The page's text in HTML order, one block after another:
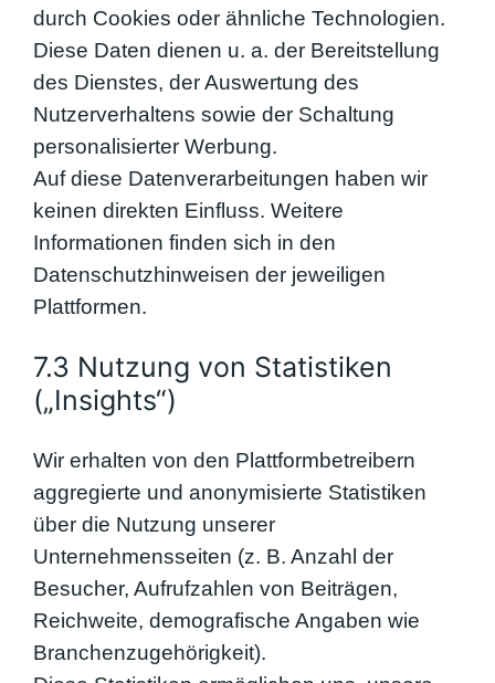
durch Cookies oder ähnliche Technologien.
Diese Daten dienen u. a. der Bereitstellung
des Dienstes, der Auswertung des
Nutzerverhaltens sowie der Schaltung
personalisierter Werbung.
Auf diese Datenverarbeitungen haben wir
keinen direkten Einfluss. Weitere
Informationen finden sich in den
Datenschutzhinweisen der jeweiligen
Plattformen.
7.3 Nutzung von Statistiken
(„Insights“)
Wir erhalten von den Plattformbetreibern
aggregierte und anonymisierte Statistiken
über die Nutzung unserer
Unternehmensseiten (z. B. Anzahl der
Besucher, Aufrufzahlen von Beiträgen,
Reichweite, demografische Angaben wie
Branchenzugehörigkeit).